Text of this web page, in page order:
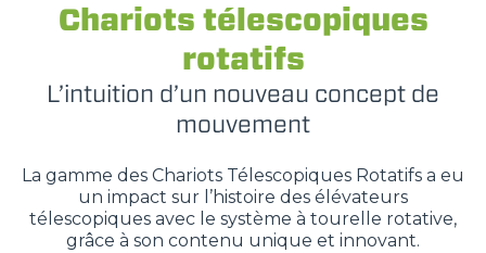
Chariots télescopiques
rotatifs
L’intuition d’un nouveau concept de
mouvement
La gamme des Chariots Télescopiques Rotatifs a eu
un impact sur l’histoire des élévateurs
télescopiques avec le système à tourelle rotative,
grâce à son contenu unique et innovant.